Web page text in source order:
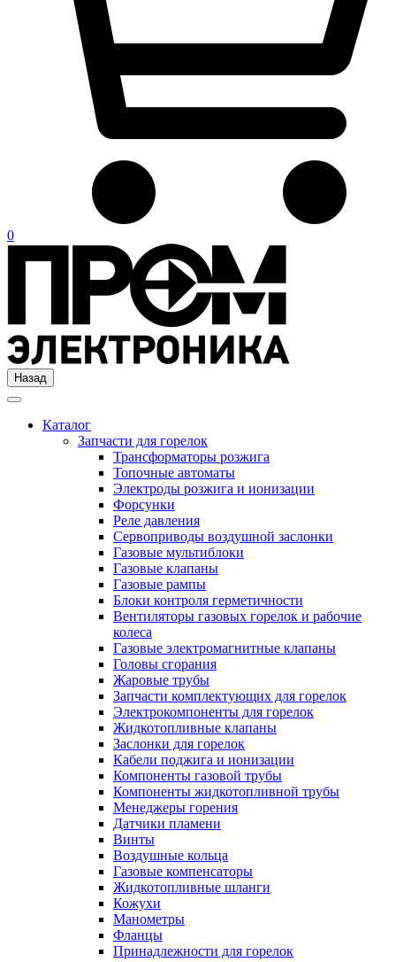
0
Назад
Каталог
Запчасти для горелок
Трансформаторы розжига
Топочные автоматы
Электроды розжига и ионизации
Форсунки
Реле давления
Сервоприводы воздушной заслонки
Газовые мультиблоки
Газовые клапаны
Газовые рампы
Блоки контроля герметичности
Вентиляторы газовых горелок и рабочие
колеса
Газовые электромагнитные клапаны
Головы сгорания
Жаровые трубы
Запчасти комплектующих для горелок
Электрокомпоненты для горелок
Жидкотопливные клапаны
Заслонки для горелок
Кабели поджига и ионизации
Компоненты газовой трубы
Компоненты жидкотопливной трубы
Менеджеры горения
Датчики пламени
Винты
Воздушные кольца
Газовые компенсаторы
Жидкотопливные шланги
Кожухи
Манометры
Фланцы
Принадлежности для горелок